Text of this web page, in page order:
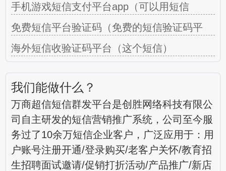
手机游戏短信支付平台app（可以用短信
免费短信平台验证码（免费的短信验证码平
海外短信收验证码平台（这个短信）
我们能做什么？
万商超信短信群发平台是创胜网络科技有限公
司自主研发的短信营销推广系统，公司至今服
务过了10余万短信企业客户，广泛应用于：用
户账号注册开通/登录购买/老客户关怀/教育招
生招聘面试邀请/促销打折活动/产品推广/新店